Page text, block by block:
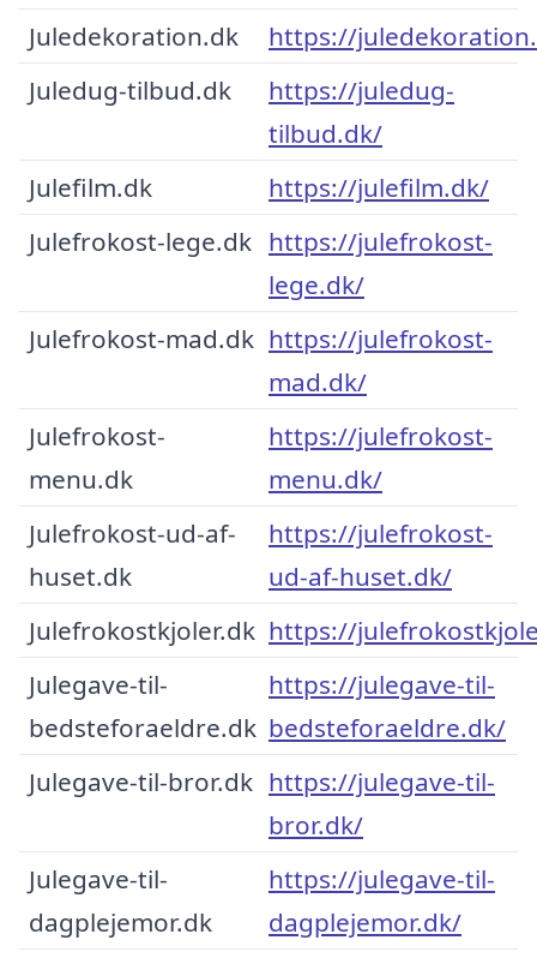
Juledekoration.dk
https://
Juledug-tilbud.dk
https://juledug-
tilbud.dk/
Julefilm.dk
https://julefilm.dk/
Julefrokost-lege.dk https://julefrokost-
lege.dk/
Julefrokost-mad.dk https://julefrokost-
mad.dk/
Julefrokost-
menu.dk
https://julefrokost-
menu.dk/
Julefrokost-ud-af-
huset.dk
https://julefrokost-
ud-af-huset.dk/
Julefrokostkjoler.dk https://
Julegave-til-
bedsteforaeldre.dk
https://julegave-til-
bedsteforaeldre.dk/
Julegave-til-bror.dk https://julegave-til-
bror.dk/
Julegave-til-
dagplejemor.dk
https://julegave-til-
dagplejemor.dk/